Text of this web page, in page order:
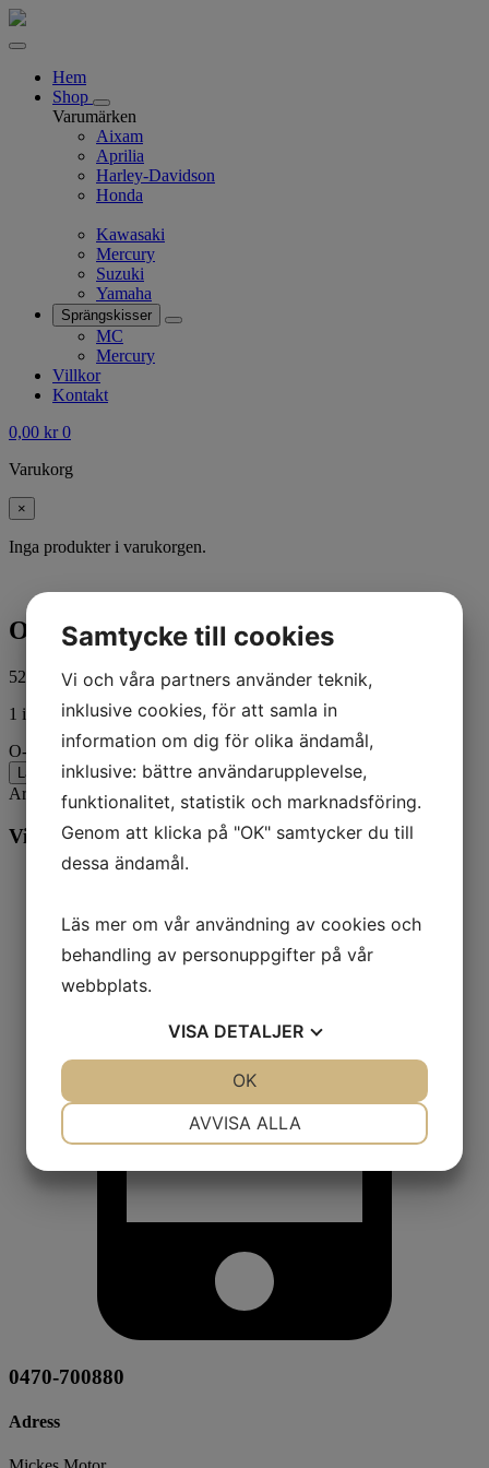
Hem
Shop
Varumärken
Aixam
Aprilia
Harley-Davidson
Honda
Kawasaki
Mercury
Suzuki
Yamaha
Sprängskisser
MC
Mercury
Villkor
Kontakt
0,00 kr 0
Varukorg
×
Inga produkter i varukorgen.
O-RING
52,00 kr ink. moms
1 i lager
O-RING mängd
Lägg till i varukorg
Artikelnr: 45845-77 Kategorier:Harley-Davidson , MC
Vill du veta mer? Ring oss:
0470-700880
Adress
Samtycke till cookies
Vi och våra partners använder teknik,
inklusive cookies, för att samla in
information om dig för olika ändamål,
inklusive: bättre användarupplevelse,
funktionalitet, statistik och marknadsföring.
Genom att klicka på "OK" samtycker du till
dessa ändamål.
Läs mer om vår användning av cookies och
behandling av personuppgifter på vår
webbplats.
VISA DETALJER
AVVISA ALLA
OK